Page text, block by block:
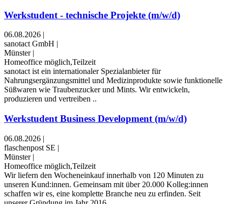
Werkstudent - technische Projekte (m/w/d)
06.08.2026 |
sanotact GmbH |
Münster |
Homeoffice möglich,Teilzeit
sanotact ist ein internationaler Spezialanbieter für
Nahrungsergänzungsmittel und Medizinprodukte sowie funktionelle
Süßwaren wie Traubenzucker und Mints. Wir entwickeln,
produzieren und vertreiben ..
Werkstudent Business Development (m/w/d)
06.08.2026 |
flaschenpost SE |
Münster |
Homeoffice möglich,Teilzeit
Wir liefern den Wocheneinkauf innerhalb von 120 Minuten zu
unseren Kund:innen. Gemeinsam mit über 20.000 Kolleg:innen
schaffen wir es, eine komplette Branche neu zu erfinden. Seit